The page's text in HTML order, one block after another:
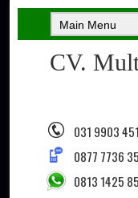
CV.
031 9903
0877 7736
0813 1425